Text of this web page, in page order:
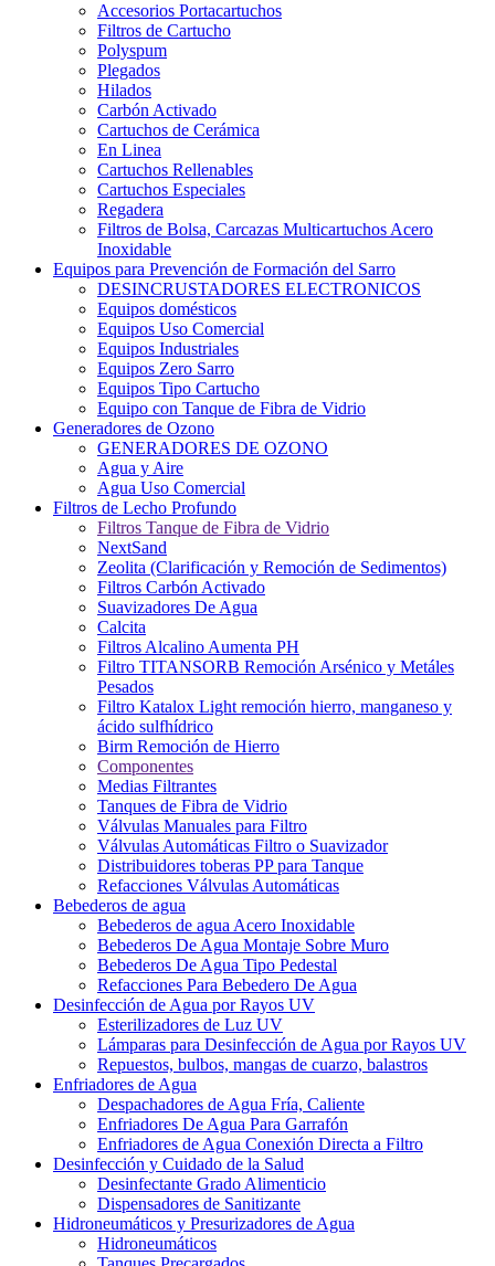
Accesorios Portacartuchos
Filtros de Cartucho
Polyspum
Plegados
Hilados
Carbón Activado
Cartuchos de Cerámica
En Linea
Cartuchos Rellenables
Cartuchos Especiales
Regadera
Filtros de Bolsa, Carcazas Multicartuchos Acero
Inoxidable
Equipos para Prevención de Formación del Sarro
DESINCRUSTADORES ELECTRONICOS
Equipos domésticos
Equipos Uso Comercial
Equipos Industriales
Equipos Zero Sarro
Equipos Tipo Cartucho
Equipo con Tanque de Fibra de Vidrio
Generadores de Ozono
GENERADORES DE OZONO
Agua y Aire
Agua Uso Comercial
Filtros de Lecho Profundo
Filtros Tanque de Fibra de Vidrio
NextSand
Zeolita (Clarificación y Remoción de Sedimentos)
Filtros Carbón Activado
Suavizadores De Agua
Calcita
Filtros Alcalino Aumenta PH
Filtro TITANSORB Remoción Arsénico y Metáles
Pesados
Filtro Katalox Light remoción hierro, manganeso y
ácido sulfhídrico
Birm Remoción de Hierro
Componentes
Medias Filtrantes
Tanques de Fibra de Vidrio
Válvulas Manuales para Filtro
Válvulas Automáticas Filtro o Suavizador
Distribuidores toberas PP para Tanque
Refacciones Válvulas Automáticas
Bebederos de agua
Bebederos de agua Acero Inoxidable
Bebederos De Agua Montaje Sobre Muro
Bebederos De Agua Tipo Pedestal
Refacciones Para Bebedero De Agua
Desinfección de Agua por Rayos UV
Esterilizadores de Luz UV
Lámparas para Desinfección de Agua por Rayos UV
Repuestos, bulbos, mangas de cuarzo, balastros
Enfriadores de Agua
Despachadores de Agua Fría, Caliente
Enfriadores De Agua Para Garrafón
Enfriadores de Agua Conexión Directa a Filtro
Desinfección y Cuidado de la Salud
Desinfectante Grado Alimenticio
Dispensadores de Sanitizante
Hidroneumáticos y Presurizadores de Agua
Hidroneumáticos